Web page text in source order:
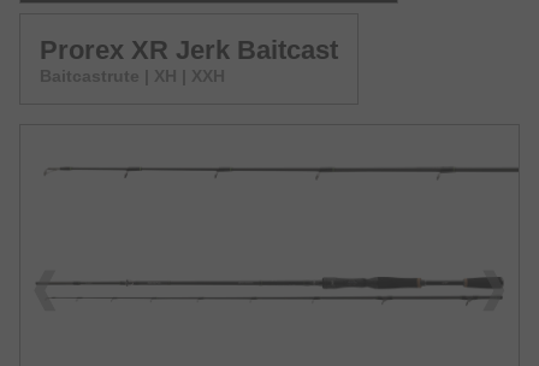
Prorex XR Jerk Baitcast
Baitcastrute | XH | XXH